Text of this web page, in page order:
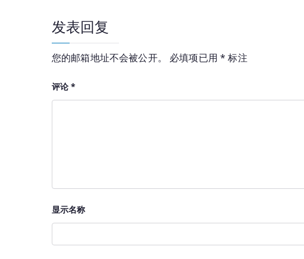
航
发表回复
您的邮箱地址不会被公开。 必填项已用* 标注
评论*
显示名称